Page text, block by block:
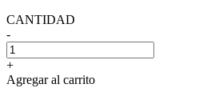
CANTIDAD
-
+
Agregar al carrito